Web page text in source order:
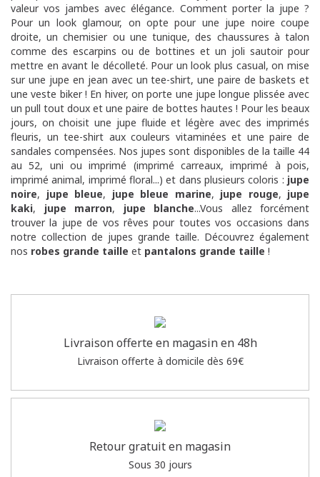
valeur vos jambes avec élégance. Comment porter la jupe ?
Pour un look glamour, on opte pour une jupe noire coupe
droite, un chemisier ou une tunique, des chaussures à talon
comme des escarpins ou de bottines et un joli sautoir pour
mettre en avant le décolleté. Pour un look plus casual, on mise
sur une jupe en jean avec un tee-shirt, une paire de baskets et
une veste biker ! En hiver, on porte une jupe longue plissée avec
un pull tout doux et une paire de bottes hautes ! Pour les beaux
jours, on choisit une jupe fluide et légère avec des imprimés
fleuris, un tee-shirt aux couleurs vitaminées et une paire de
sandales compensées. Nos jupes sont disponibles de la taille 44
au 52, uni ou imprimé (imprimé carreaux, imprimé à pois,
imprimé animal, imprimé floral...) et dans plusieurs coloris : jupe
noire, jupe bleue, jupe bleue marine, jupe rouge, jupe
kaki, jupe marron, jupe blanche...Vous allez forcément
trouver la jupe de vos rêves pour toutes vos occasions dans
notre collection de jupes grande taille. Découvrez également
nos robes grande taille et pantalons grande taille !
Livraison offerte en magasin en 48h
Livraison offerte à domicile dès 69€
Retour gratuit en magasin
Sous 30 jours